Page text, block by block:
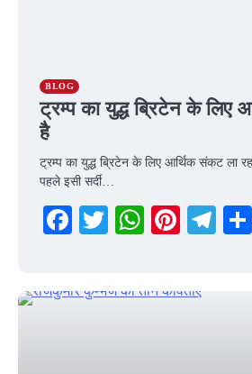
BLOG
ट्रम्प का युद्ध ब्रिटेन के लिए
है
ट्रम्प का युद्ध ब्रिटेन के लिए आर्थिक संकट ला
पहले इसी सर्दी…
Facebook
TwitterWhatsApp